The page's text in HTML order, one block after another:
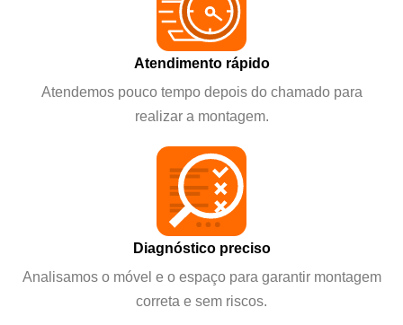
Atendimento rápido
Atendemos pouco tempo depois do chamado para
realizar a montagem.
Diagnóstico preciso
Analisamos o móvel e o espaço para garantir montagem
correta e sem riscos.